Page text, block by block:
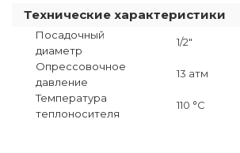
Технические характеристики
Посадочный
диаметр
1/2"
Опрессовочное
давление
13 атм
Температура
теплоносителя
110 °C